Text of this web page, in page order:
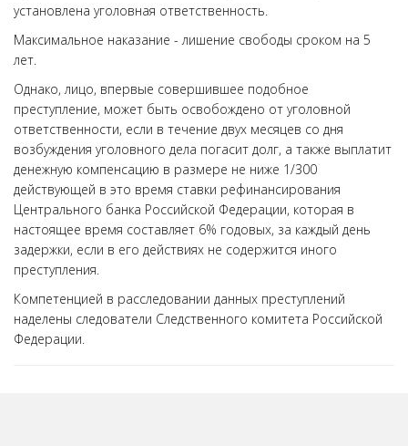
установлена уголовная ответственность.
Максимальное наказание - лишение свободы сроком на 5
лет.
Однако, лицо, впервые совершившее подобное
преступление, может быть освобождено от уголовной
ответственности, если в течение двух месяцев со дня
возбуждения уголовного дела погасит долг, а также выплатит
денежную компенсацию в размере не ниже 1/300
действующей в это время ставки рефинансирования
Центрального банка Российской Федерации, которая в
настоящее время составляет 6% годовых, за каждый день
задержки, если в его действиях не содержится иного
преступления.
Компетенцией в расследовании данных преступлений
наделены следователи Следственного комитета Российской
Федерации.